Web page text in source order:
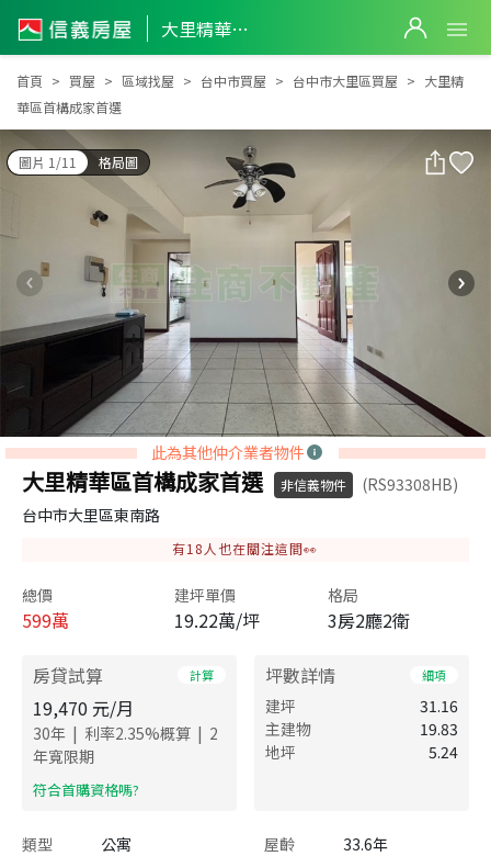
大里精華區首構成家首選
大里精華區首構成家首選
首頁 買屋 區域找屋 台中市買屋 台中市大里區買屋
大里精
華區首構成家首選
圖片 1/11 格局圖
此為其他仲介業者物件
大里精華區首構成家首選 非信義物件
(RS93308HB)
台中市大里區東南路
有18 人也在關注這間👀
總價
599萬
建坪單價
19.22萬/坪
格局
3房2廳2衛
房貸試算 計算
19,470 元/月
30年 | 利率2.35%概算 | 2
年寬限期
​符合首購資格嗎?
坪數詳情 細項
建坪
31.16
主建物
19.83
地坪
5.24
類型 公寓 屋齡
33.6年